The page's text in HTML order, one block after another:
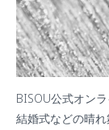
BISOU公式オン
結婚式などの晴